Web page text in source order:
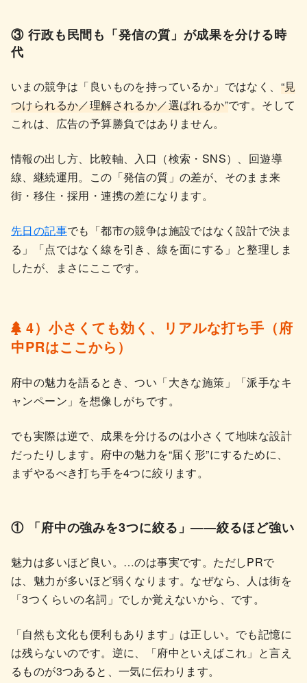
③ 行政も民間も「発信の質」が成果を分ける時
代
いまの競争は「良いものを持っているか」ではなく、 “見
つけられるか／理解されるか／選ばれるか”です。そして
これは、広告の予算勝負ではありません。
情報の出し方、比較軸、入口（検索・SNS）、回遊導
線、継続運用。この「発信の質」の差が、そのまま来
街・移住・採用・連携の差になります。
先日の記事でも「都市の競争は施設ではなく設計で決ま
る」「点ではなく線を引き、線を面にする」と整理しま
したが、まさにここです。
4）小さくても効く、リアルな打ち手（府
中PRはここから）
府中の魅力を語るとき、つい「大きな施策」「派手なキ
ャンペーン」を想像しがちです。
でも実際は逆で、成果を分けるのは小さくて地味な設計
だったりします。府中の魅力を“届く形”にするために、
まずやるべき打ち手を4つに絞ります。
① 「府中の強みを3つに絞る」——絞るほど強い
魅力は多いほど良い。…のは事実です。ただしPRで
は、魅力が多いほど弱くなります。なぜなら、人は街を
「3つくらいの名詞」でしか覚えないから、です。
「自然も文化も便利もあります」は正しい。でも記憶に
は残らないのです。逆に、「府中といえばこれ」と言え
るものが3つあると、一気に伝わります。